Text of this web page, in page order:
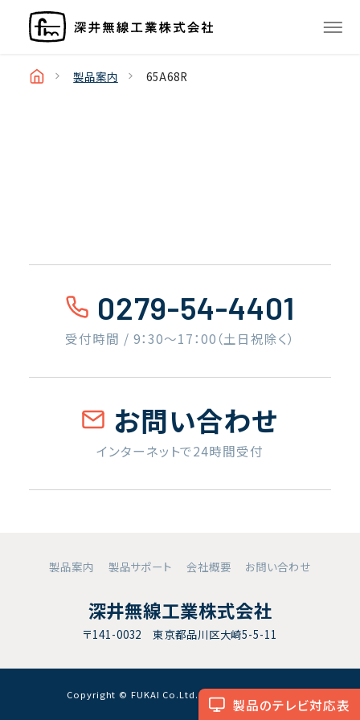
製品のテレビ対応表
製品案内 65A68R
0279-54-4401
受付時間 / 9：30〜17：00（土日祝除く）
お問い合わせ
インターネットで24時間受付
製品案内 製品サポート 会社概要 お問い合わせ
深井無線工業株式会社
〒141-0032 東京都品川区大崎5-5-11
Copyright © FUKAI Co.Ltd. All RightsReserved.